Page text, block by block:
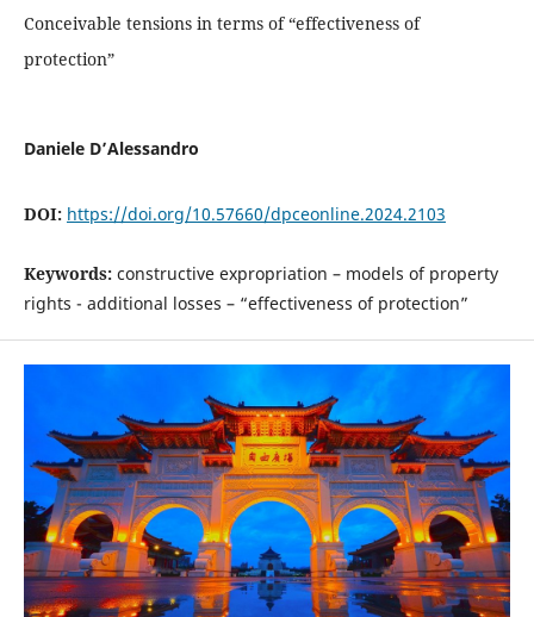
Conceivable tensions in terms of “effectiveness of
protection”
Daniele D’Alessandro
DOI: https://doi.org/10.57660/dpceonline.2024.2103
Keywords: constructive expropriation – models of property
rights - additional losses – “effectiveness of protection”